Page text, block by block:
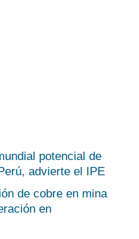
potencial de
advierte el IPE
de cobre en mina
en